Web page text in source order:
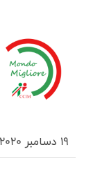
19 دسامبر 2020